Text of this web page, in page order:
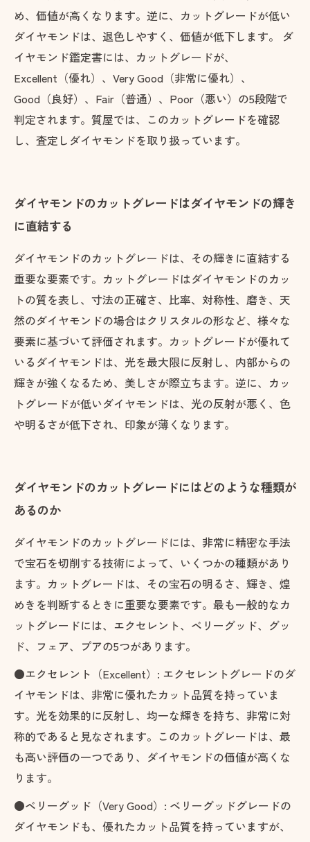
め、価値が高くなります。逆に、カットグレードが低い
ダイヤモンドは、退色しやすく、価値が低下します。 ダ
イヤモンド鑑定書には、カットグレードが、
Excellent（優れ）、Very Good（非常に優れ）、
Good（良好）、Fair（普通）、Poor（悪い）の5段階で
判定されます。質屋では、このカットグレードを確認
し、査定しダイヤモンドを取り扱っています。
ダイヤモンドのカットグレードはダイヤモンドの輝き
に直結する
ダイヤモンドのカットグレードは、その輝きに直結する
重要な要素です。カットグレードはダイヤモンドのカッ
トの質を表し、寸法の正確さ、比率、対称性、磨き、天
然のダイヤモンドの場合はクリスタルの形など、様々な
要素に基づいて評価されます。カットグレードが優れて
いるダイヤモンドは、光を最大限に反射し、内部からの
輝きが強くなるため、美しさが際立ちます。逆に、カッ
トグレードが低いダイヤモンドは、光の反射が悪く、色
や明るさが低下され、印象が薄くなります。
ダイヤモンドのカットグレードにはどのような種類が
あるのか
ダイヤモンドのカットグレードには、非常に精密な手法
で宝石を切削する技術によって、いくつかの種類があり
ます。カットグレードは、その宝石の明るさ、輝き、煌
めきを判断するときに重要な要素です。最も一般的なカ
ットグレードには、エクセレント、ベリーグッド、グッ
ド、フェア、プアの5つがあります。
●エクセレント（Excellent）: エクセレントグレードのダ
イヤモンドは、非常に優れたカット品質を持っていま
す。光を効果的に反射し、均一な輝きを持ち、非常に対
称的であると見なされます。このカットグレードは、最
も高い評価の一つであり、ダイヤモンドの価値が高くな
ります。
●ベリーグッド（Very Good）: ベリーグッドグレードの
ダイヤモンドも、優れたカット品質を持っていますが、